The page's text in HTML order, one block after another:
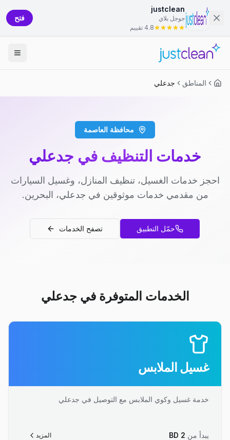
justclean
جوجل بلاي
4.8 تقييم
فتح
المناطق جدعلي
محافظة العاصمة
خدمات التنظيف في جدعلي
احجز خدمات الغسيل، تنظيف المنازل، وغسيل السيارات
من مقدمي خدمات موثوقين في جدعلي، البحرين.
حمّل التطبيق تصفح الخدمات
الخدمات المتوفرة في جدعلي
غسيل الملابس
خدمة غسيل وكوي الملابس مع التوصيل في جدعلي
يبدأ من BD 2 المزيد